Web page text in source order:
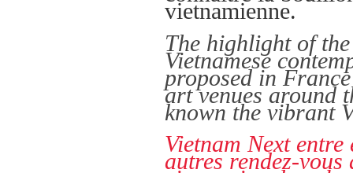
vietnamienne.
The highlight of
Vietnamese
proposed in
art venues around
known the vibrant
Vietnam Next entre
autres rendez-